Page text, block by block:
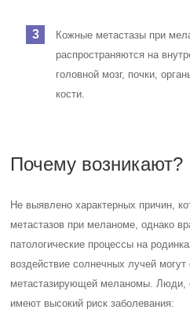
Кожные метастазы при
распространяются на
головной мозг, почки,
кости.
Почему возникают?
Не выявлено характерных причин,
метастазов при меланоме, однако
патологические процессы на
воздействие солнечных лучей могут
метастазирующей меланомы. Люди,
имеют высокий риск заболевания: